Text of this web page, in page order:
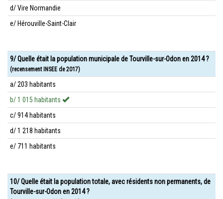
d/ Vire Normandie
e/ Hérouville-Saint-Clair
9/ Quelle était la population municipale de Tourville-sur-Odon en 2014 ?
(recensement INSEE de 2017)
a/ 203 habitants
b/ 1 015 habitants
c/ 914 habitants
d/ 1 218 habitants
e/ 711 habitants
10/ Quelle était la population totale, avec résidents non permanents, de
Tourville-sur-Odon en 2014 ?